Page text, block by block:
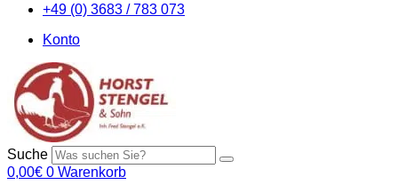
+49 (0) 3683 / 783 073
Konto
Suche
0,00€ 0 Warenkorb